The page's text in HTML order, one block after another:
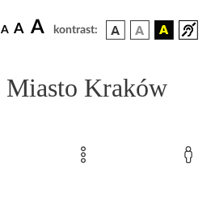
A A A kontrast:
Miasto Kraków